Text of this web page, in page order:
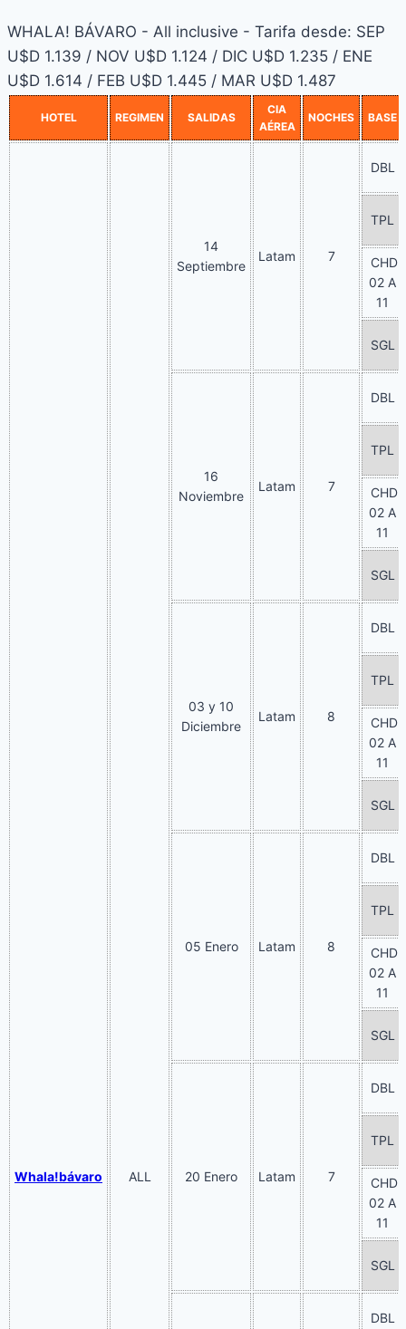
WHALA! BÁVARO - All inclusive - Tarifa desde: SEP
U$D 1.139 / NOV U$D 1.124 / DIC U$D 1.235 / ENE
U$D 1.614 / FEB U$D 1.445 / MAR U$D 1.487
HOTEL REGIMEN SALIDAS
CIA
AÉREA
NOCHES BASE
Whala!bávaro ALL
14
Septiembre
Latam 7
DBL
TPL
CHD
02 A
11
SGL
16
Noviembre
Latam 7
DBL
TPL
CHD
02 A
11
SGL
03 y 10
Diciembre
Latam 8
DBL
TPL
CHD
02 A
11
SGL
05 Enero Latam 8
DBL
TPL
CHD
02 A
11
SGL
20 Enero Latam 7
DBL
TPL
CHD
02 A
11
SGL
DBL